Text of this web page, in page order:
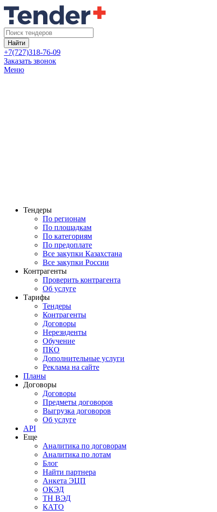
Найти
+7(727)318-76-09
Заказать звонок
Меню
Тендеры
По регионам
По площадкам
По категориям
По предоплате
Все закупки Казахстана
Все закупки России
Контрагенты
Проверить контрагента
Об услуге
Тарифы
Тендеры
Контрагенты
Договоры
Нерезиденты
Обучение
ПКО
Дополнительные услуги
Реклама на сайте
Планы
Договоры
Договоры
Предметы договоров
Выгрузка договоров
Об услуге
API
Еще
Аналитика по договорам
Аналитика по лотам
Блог
Найти партнера
Анкета ЭЦП
ОКЭД
ТН ВЭД
КАТО